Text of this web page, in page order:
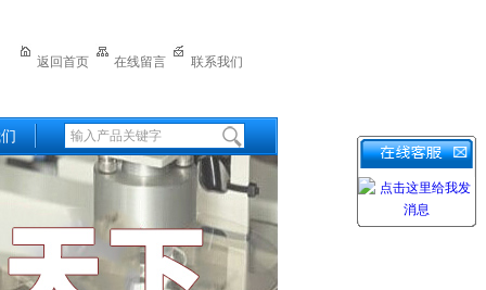
返回首页 在线留言 联系我们